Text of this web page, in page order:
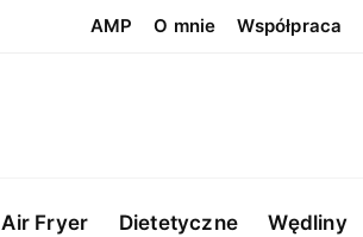
AMP O mnie Współpraca
Air Fryer Dietetyczne Wędliny